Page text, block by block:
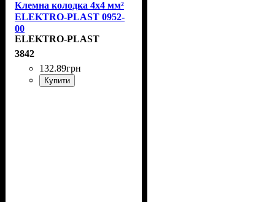
Клемна колодка 4x4 мм²
ELEKTRO-PLAST 0952-
00
ELEKTRO-PLAST
3842
132.89грн
Купити